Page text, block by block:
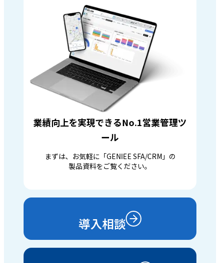
業績向上を実現できるNo.1営業管理ツ
ール
まずは、お気軽に「GENIEE SFA/CRM」の
製品資料をご覧ください。
導入相談